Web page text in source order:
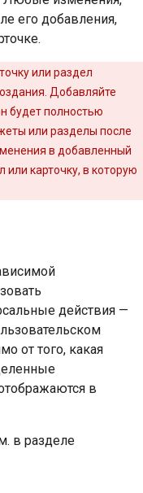
его добавления,
или раздел
Добавляйте
будет полностью
или разделы после
в добавленный
карточку, в которую
действия —
от того, какая
в
в разделе